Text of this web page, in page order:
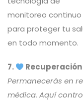
monitoreo continuo
para proteger tu
en todo momento.
7.
Permanecerás en
médica. Aquí